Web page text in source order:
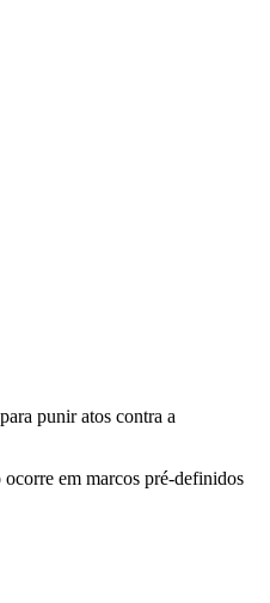
punir atos contra a
em marcos pré-definidos